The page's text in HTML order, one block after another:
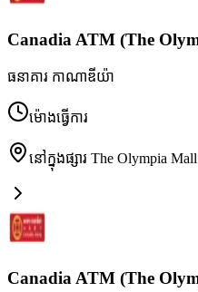
Canadia ATM (The
ធនាគារ កាណាឌីយ៉ា
ម៉ោងធ្វើការ
នៅក្នុងផ្សារ The Olympia
Canadia ATM (The